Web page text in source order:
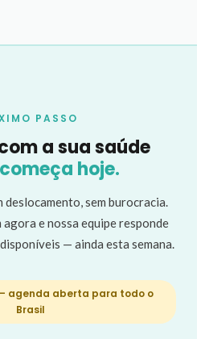
PASSO
a sua saúde
começa hoje.
deslocamento, sem burocracia.
agora e nossa equipe responde
— ainda esta semana.
agenda aberta para todo o
Brasil